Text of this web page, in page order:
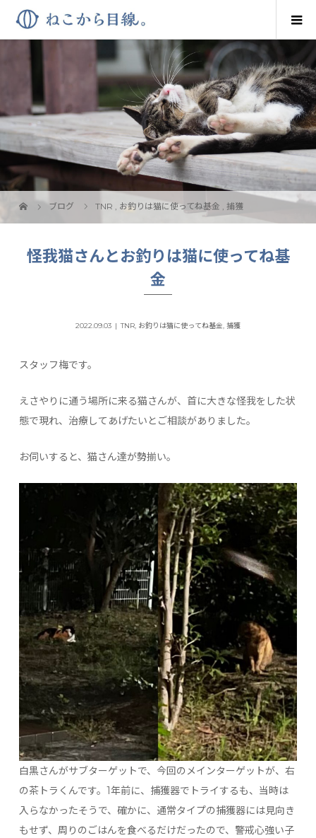
ブログ TNR , お釣りは猫に使ってね基金 ,捕獲
怪我猫さんとお釣りは猫に使ってね基
金
2022.09.03 TNR, お釣りは猫に使ってね基金, 捕獲
スタッフ梅です。
えさやりに通う場所に来る猫さんが、首に大きな怪我をした状
態で現れ、治療してあげたいとご相談がありました。
お伺いすると、猫さん達が勢揃い。
白黒さんがサブターゲットで、今回のメインターゲットが、右
の茶トラくんです。1年前に、捕獲器でトライするも、当時は
入らなかったそうで、確かに、通常タイプの捕獲器には見向き
もせず、周りのごはんを食べるだけだったので、警戒心強い子